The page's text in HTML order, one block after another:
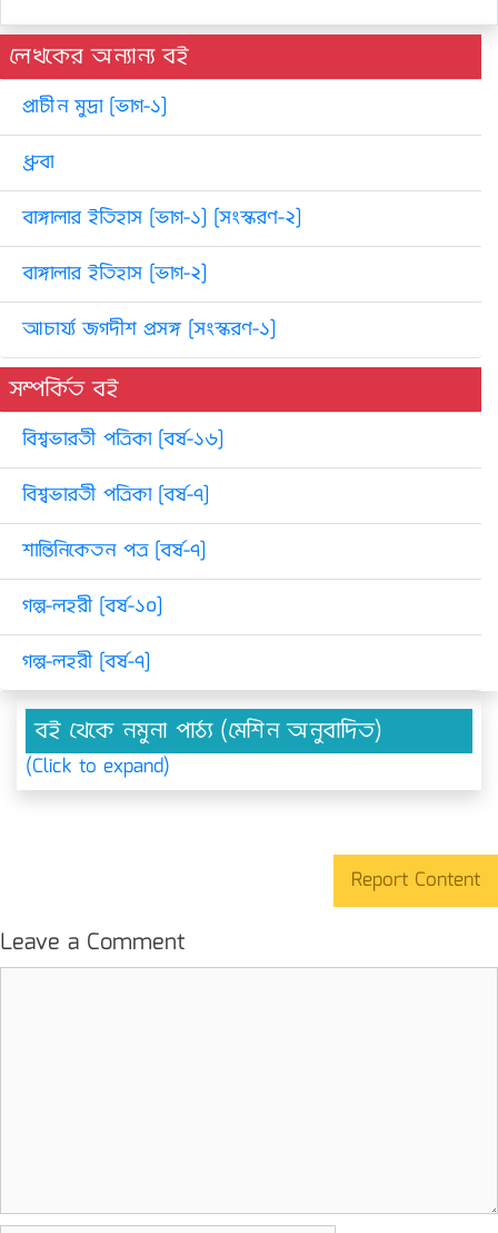
লেখকের অন্যান্য বই
প্রাচীন মুদ্রা [ভাগ-১]
ধ্রুবা
বাঙ্গালার ইতিহাস [ভাগ-১] [সংস্করণ-২]
বাঙ্গালার ইতিহাস [ভাগ-২]
আচার্য্য জগদীশ প্রসঙ্গ [সংস্করণ-১]
সম্পর্কিত বই
বিশ্বভারতী পত্রিকা [বর্ষ-১৬]
বিশ্বভারতী পত্রিকা [বর্ষ-৭]
শান্তিনিকেতন পত্র [বর্ষ-৭]
গল্প-লহরী [বর্ষ-১০]
গল্প-লহরী [বর্ষ-৭]
বই থেকে নমুনা পাঠ্য (মেশিন অনুবাদিত)
(Click to expand)
Report Content
Leave a Comment